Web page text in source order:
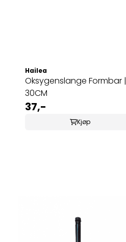
Hailea
Oksygenslange Formbar |
30CM
37,-
Kjøp